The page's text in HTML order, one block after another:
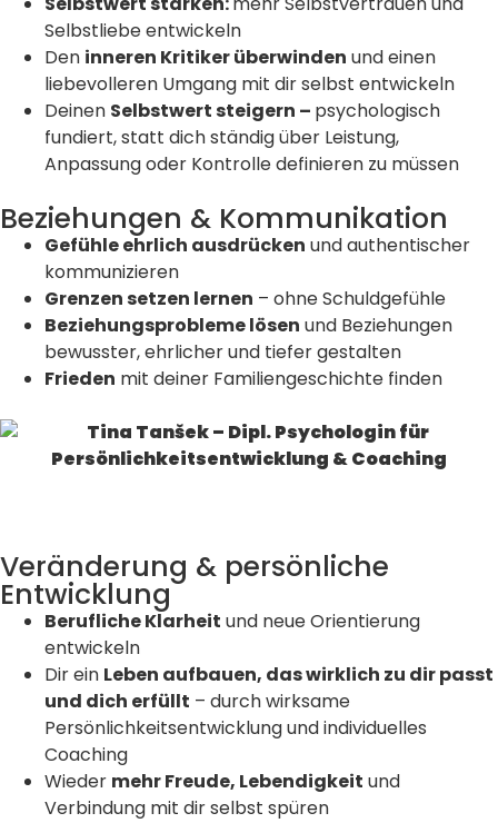
Selbstliebe entwickeln
Den inneren Kritiker überwinden und einen
liebevolleren Umgang mit dir selbst entwickeln
Deinen Selbstwert steigern – psychologisch
fundiert, statt dich ständig über Leistung,
Anpassung oder Kontrolle definieren zu müssen
Beziehungen & Kommunikation
Gefühle ehrlich ausdrücken und authentischer
kommunizieren
Grenzen setzen lernen – ohne Schuldgefühle
Beziehungsprobleme lösen und Beziehungen
bewusster, ehrlicher und tiefer gestalten
Frieden mit deiner Familiengeschichte finden
Veränderung & persönliche
Entwicklung
Berufliche Klarheit und neue Orientierung
entwickeln
Dir ein Leben aufbauen, das wirklich zu dir passt
und dich erfüllt – durch wirksame
Persönlichkeitsentwicklung und individuelles
Coaching
Wieder mehr Freude, Lebendigkeit und
Verbindung mit dir selbst spüren